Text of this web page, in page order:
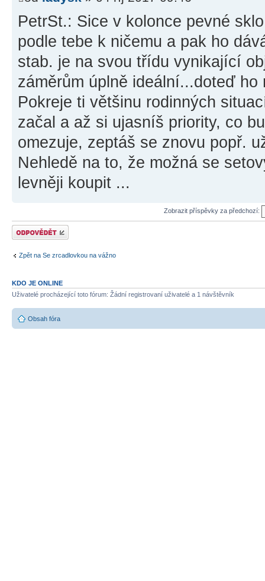
PetrSt.: Sice v kolonce pevné
podle tebe k ničemu a pak ho
stab. je na svou třídu vynikající
záměrům úplně ideální...doteď
Pokreje ti většinu rodinných
začal a až si ujasníš priority, co
omezuje, zeptáš se znovu popř.
Nehledě na to, že možná se
levněji koupit ...
Zobrazit příspěvky za předchozí:
Odeslat odpověď
Zpět na Se zrcadlovkou na vážno
KDO JE ONLINE
Uživatelé procházející toto fórum: Žádní registrovaní uživatelé a 1 návštěvník
Obsah fóra